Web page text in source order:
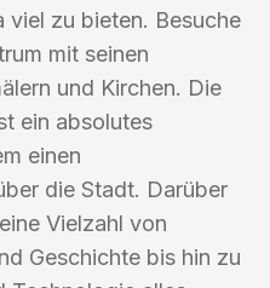
viel zu bieten. Besuche
mit seinen
und Kirchen. Die
ein absolutes
einen
die Stadt. Darüber
Vielzahl von
Geschichte bis hin zu